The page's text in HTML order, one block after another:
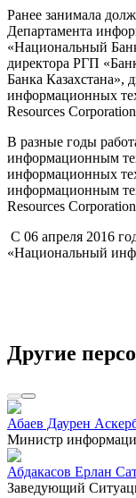
Ранее занимала
Департамента
«Национальный
директора РГП
Банка Казахстана»,
информационных
Resources
В разные годы
информационным
информационных
информационным
Resources
С 06 апреля 2016
«Национальный
Другие
Абаев Даурен
Министр
Абдакасов Ерлан
Заведующий